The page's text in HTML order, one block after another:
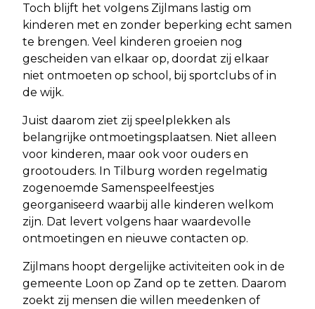
Toch blijft het volgens Zijlmans lastig om
kinderen met en zonder beperking echt samen
te brengen. Veel kinderen groeien nog
gescheiden van elkaar op, doordat zij elkaar
niet ontmoeten op school, bij sportclubs of in
de wijk.
Juist daarom ziet zij speelplekken als
belangrijke ontmoetingsplaatsen. Niet alleen
voor kinderen, maar ook voor ouders en
grootouders. In Tilburg worden regelmatig
zogenoemde Samenspeelfeestjes
georganiseerd waarbij alle kinderen welkom
zijn. Dat levert volgens haar waardevolle
ontmoetingen en nieuwe contacten op.
Zijlmans hoopt dergelijke activiteiten ook in de
gemeente Loon op Zand op te zetten. Daarom
zoekt zij mensen die willen meedenken of